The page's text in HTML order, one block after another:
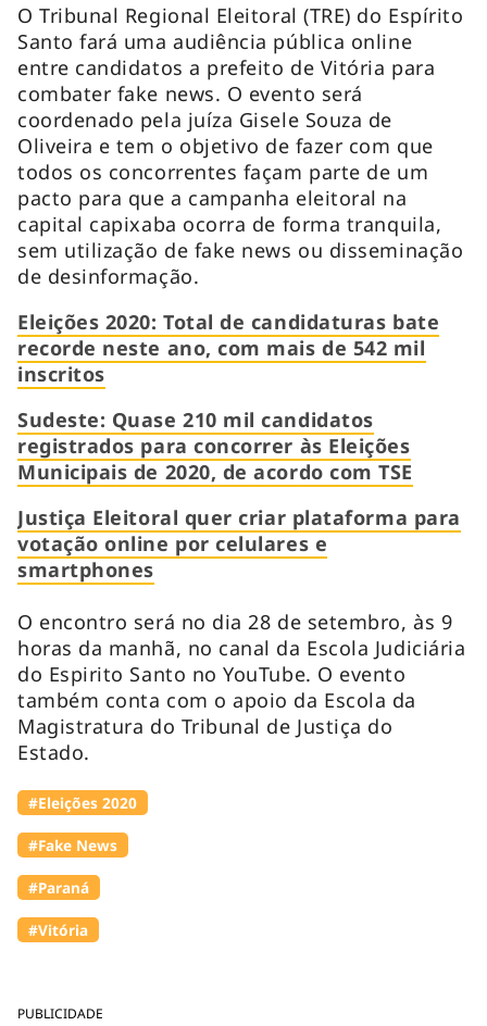
PUBLICIDADE
O Tribunal Regional Eleitoral (TRE) do Espírito
Santo fará uma audiência pública online
entre candidatos a prefeito de Vitória para
combater fake news. O evento será
coordenado pela juíza Gisele Souza de
Oliveira e tem o objetivo de fazer com que
todos os concorrentes façam parte de um
pacto para que a campanha eleitoral na
capital capixaba ocorra de forma tranquila,
sem utilização de fake news ou disseminação
de desinformação.
Eleições 2020: Total de candidaturas bate
recorde neste ano, com mais de 542 mil
inscritos
Sudeste: Quase 210 mil candidatos
registrados para concorrer às Eleições
Municipais de 2020, de acordo com TSE
Justiça Eleitoral quer criar plataforma para
votação online por celulares e
smartphones
O encontro será no dia 28 de setembro, às 9
horas da manhã, no canal da Escola Judiciária
do Espirito Santo no YouTube. O evento
também conta com o apoio da Escola da
Magistratura do Tribunal de Justiça do
Estado.
#Eleições 2020
#Fake News
#Paraná
#Vitória